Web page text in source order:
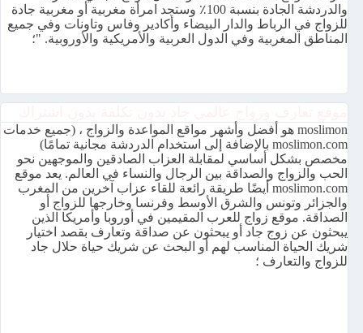
والدردشة الجادة بنسبة 100٪ وستجد امرأة مغربية أو مغربية جادة
للزواج في الرباط والدار البيضاء وأكادير وفاس وتاونات وفي جميع
المناطق المغربية وفي الدول العربية والأمريكية والأوروبية. "؛
moslimon هو أفضل وأشهر مواقع المواعدة والزواج ، (جميع خدمات
moslimon.com بالإضافة إلى استخدام الدردشة مجانية تمامًا)
مخصص بشكل أساسي لمقابلة العزاب الصادقين والموجهين نحو
الحب والزواج والصداقة بين الرجال والنساء في العالم. يعد موقع
moslimon.com أيضًا طريقة رائعة للقاء عزاب آخرين من المغرب
والجزائر وتونس والشرق الأوسط وفرنسا وخارجها للزواج أو
الصداقة. موقع زواج للعرب المقيمين في أوروبا وأمريكا الذين
يبحثون عن زوج جاد أو يبحثون عن صداقة وتعارف بقصد اختيار
شريك الحياة المناسب لهم أو البحث عن شريك حياة حلال جاد
للزواج والتعارف ؛